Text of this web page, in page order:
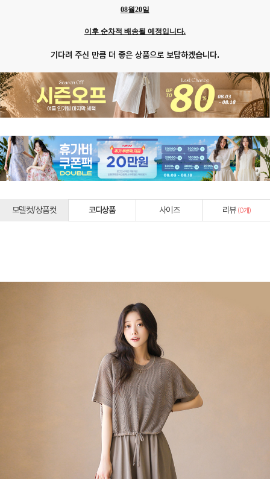
08월20일
이후 순차적 배송될 예정입니다.
기다려 주신 만큼 더 좋은 상품으로 보답하겠습니다.
모델컷/상품컷 코디상품 사이즈 리뷰 (0개)